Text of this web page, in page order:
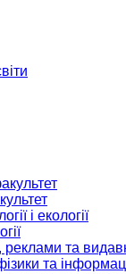
і екології
реклами та
та